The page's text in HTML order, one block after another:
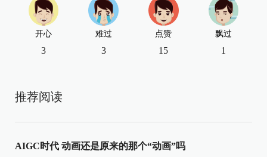
开心
3
难过
3
点赞
15
飘过
1
推荐阅读
AIGC时代 动画还是原来的那个“动画”吗